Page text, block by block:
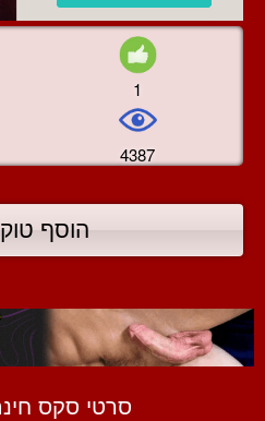
1
4387
הוסף
סרטי סקס